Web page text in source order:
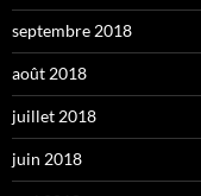
septembre 2018
août 2018
juillet 2018
juin 2018